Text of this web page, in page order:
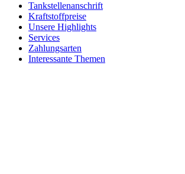
Tankstellenanschrift
Kraftstoffpreise
Unsere Highlights
Services
Zahlungsarten
Interessante Themen